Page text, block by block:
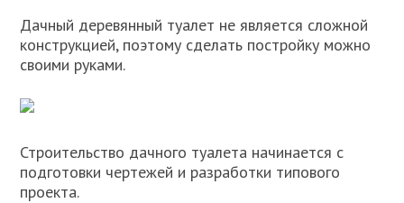
Дачный деревянный туалет не является сложной
конструкцией, поэтому сделать постройку можно
своими руками.
Строительство дачного туалета начинается с
подготовки чертежей и разработки типового
проекта.